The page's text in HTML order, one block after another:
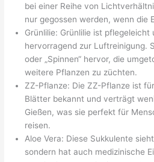
bei einer Reihe von
nur gegossen werden, wenn die
Grünlilie: Grünlilie ist pflegeleicht
hervorragend zur Luftreinigung.
oder „Spinnen“ hervor, die
weitere Pflanzen zu züchten.
ZZ-Pflanze: Die ZZ-Pflanze ist
Blätter bekannt und verträgt
Gießen, was sie perfekt für
reisen.
Aloe Vera: Diese Sukkulente
sondern hat auch medizinische